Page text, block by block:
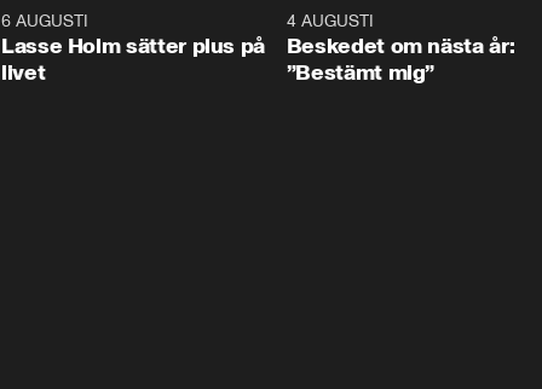
6 AUGUSTI
Lasse Holm sätter plus på
livet
4 AUGUSTI
Beskedet om nästa år:
”Bestämt mig”